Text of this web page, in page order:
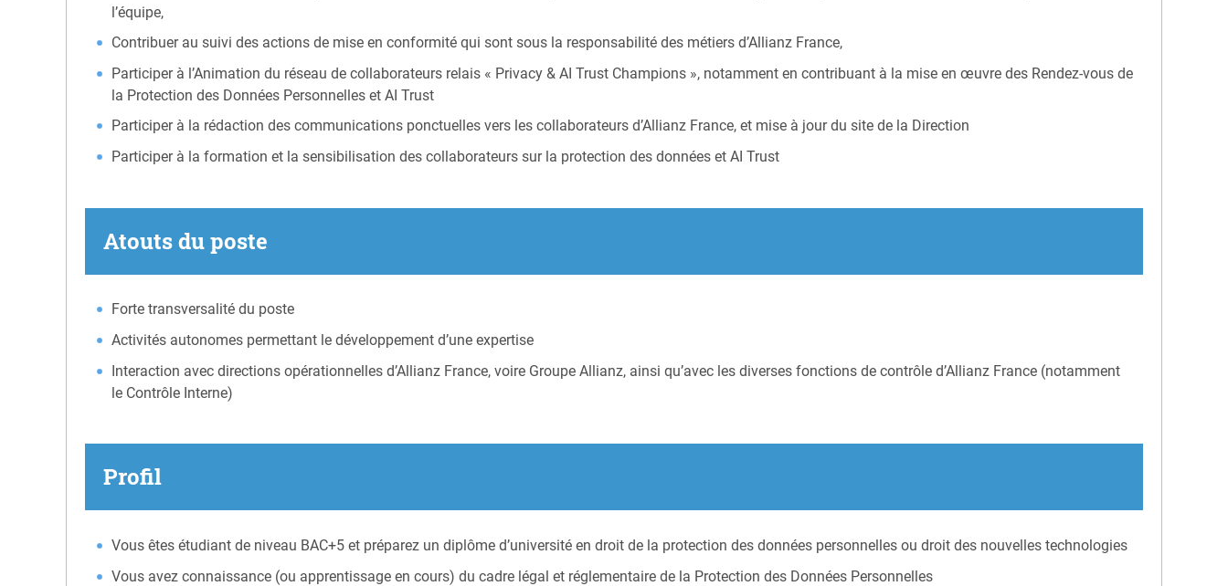
l’équipe,
Contribuer au suivi des actions de mise en conformité qui sont sous la responsabilité des métiers d’Allianz France,
Participer à l’Animation du réseau de collaborateurs relais « Privacy & AI Trust Champions », notamment en contribuant à la mise en œuvre des Rendez-vous de
la Protection des Données Personnelles et AI Trust
Participer à la rédaction des communications ponctuelles vers les collaborateurs d’Allianz France, et mise à jour du site de la Direction
Participer à la formation et la sensibilisation des collaborateurs sur la protection des données et AI Trust
Atouts du poste
Forte transversalité du poste
Activités autonomes permettant le développement d’une expertise
Interaction avec directions opérationnelles d’Allianz France, voire Groupe Allianz, ainsi qu’avec les diverses fonctions de contrôle d’Allianz France (notamment
le Contrôle Interne)
Profil
Vous êtes étudiant de niveau BAC+5 et préparez un diplôme d’université en droit de la protection des données personnelles ou droit des nouvelles technologies
Vous avez connaissance (ou apprentissage en cours) du cadre légal et réglementaire de la Protection des Données Personnelles